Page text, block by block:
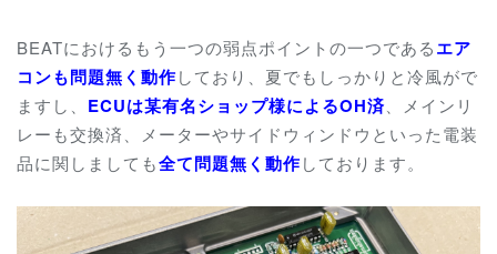
BEATにおけるもう一つの弱点ポイントの一つであるエア
コンも問題無く動作しており、夏でもしっかりと冷風がで
ますし、 ECUは某有名ショップ様によるOH済 、メインリ
レーも交換済、メーターやサイドウィンドウといった電装
品に関しましても全て問題無く動作しております。